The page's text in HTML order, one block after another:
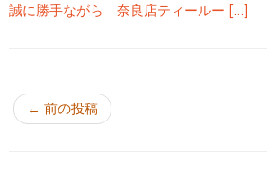
誠に勝手ながら 奈良店ティールー […]
← 前の投稿